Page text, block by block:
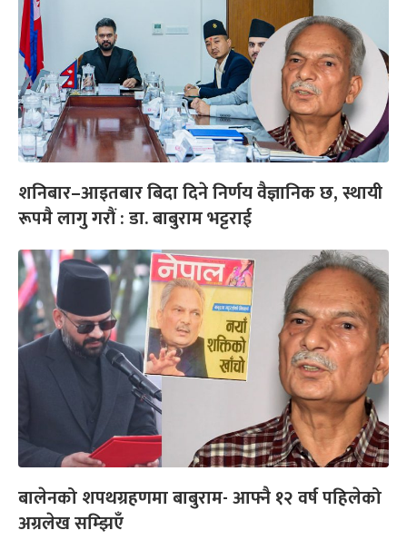
शनिबार–आइतबार बिदा दिने निर्णय वैज्ञानिक छ, स्थायी
रूपमै लागु गरौं : डा. बाबुराम भट्टराई
बालेनको शपथग्रहणमा बाबुराम- आफ्नै १२ वर्ष पहिलेको
अग्रलेख सम्झिएँ